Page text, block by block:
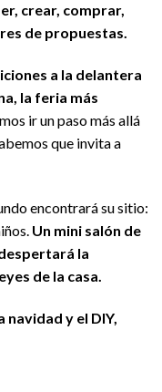
crear, comprar,
de propuestas.
a la delantera
la feria más
ir un paso más allá
que invita a
encontrará su sitio:
Un mini salón de
la
de la casa.
y el DIY,